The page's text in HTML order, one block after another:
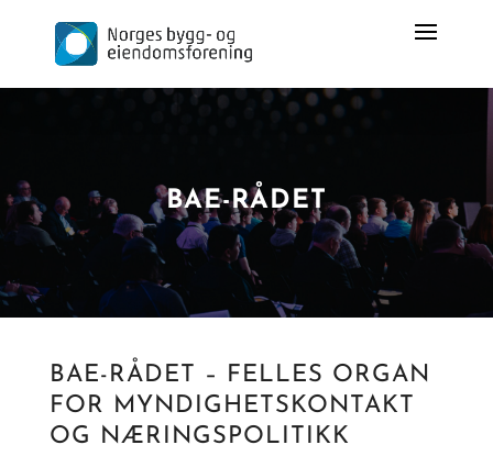
BAE-RÅDET
BAE-RÅDET – FELLES ORGAN
FOR MYNDIGHETSKONTAKT
OG NÆRINGSPOLITIKK